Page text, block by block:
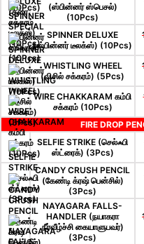
(ஸ்பின்னர் ஸ்பெசல்)
(10Pcs)
SPINNER DELUXE
(ஸ்பின்னர் டீலக்ஸ்) (10Pcs)
WHISTLING WHEEL
(விசில் சக்கரம்) (5Pcs)
WIRE CHAKKARAM கம்பி
சக்கரம் (10Pcs)
FIRE DROP
SELFIE STRIKE (செல்ஃபி
ஸ்ட்ரைக்) (3Pcs)
CANDY CRUSH PENCIL
(கேண்டி க்ரஷ் பென்சில்)
(3Pcs)
NAYAGARA FALLS-
HANDLER (நயாகரா
நீர்வீழ்ச்சி கையாளுபவர்)
(3Pcs)